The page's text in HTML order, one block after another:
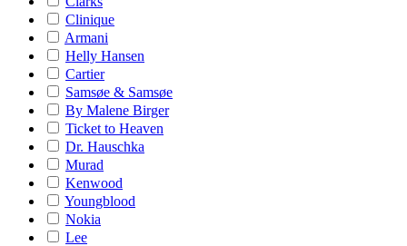
Clinique
Armani
Helly Hansen
Cartier
Samsøe & Samsøe
By Malene Birger
Ticket to Heaven
Dr. Hauschka
Murad
Kenwood
Youngblood
Nokia
Lee